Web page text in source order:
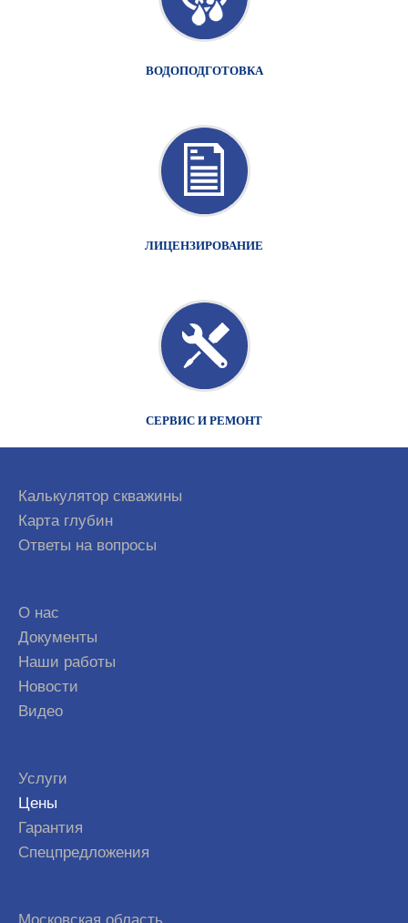
ВОДОПОДГОТОВКА
ЛИЦЕНЗИРОВАНИЕ
СЕРВИС И РЕМОНТ
Калькулятор скважины
Карта глубин
Ответы на вопросы
О нас
Документы
Наши работы
Новости
Видео
Услуги
Цены
Гарантия
Спецпредложения